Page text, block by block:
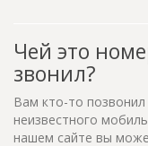
Чей это
звонил?
Вам кто-то
неизвестного
нашем сайте вы